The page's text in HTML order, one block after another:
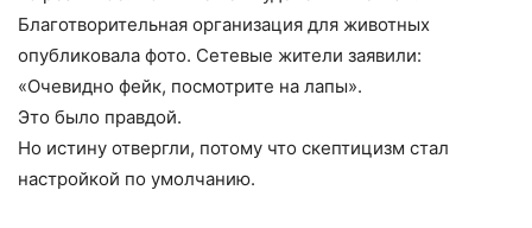
Благотворительная организация для животных
опубликовала фото. Сетевые жители заявили:
«Очевидно фейк, посмотрите на лапы».
Это было правдой.
Но истину отвергли, потому что скептицизм стал
настройкой по умолчанию.